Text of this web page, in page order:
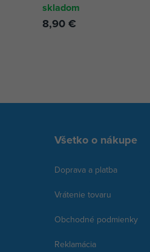
skladom
8,90 €
Všetko o nákupe
Doprava a platba
Vrátenie tovaru
Obchodné podmienky
Reklamácia